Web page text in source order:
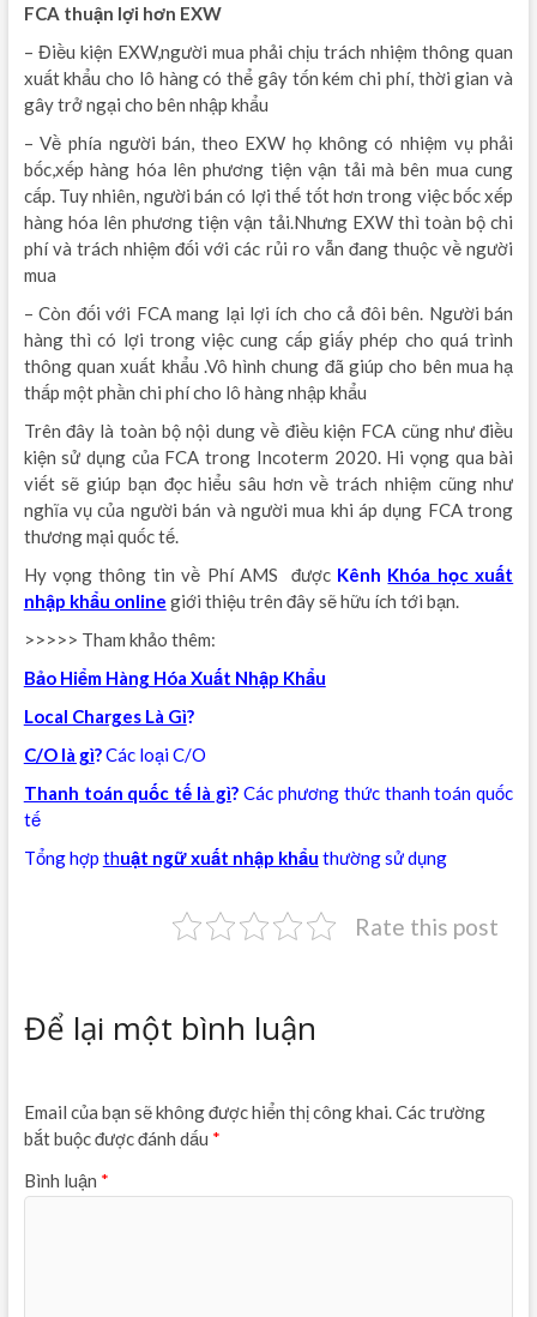
FCA thuận lợi hơn EXW
– Điều kiện EXW,người mua phải chịu trách nhiệm thông quan
xuất khẩu cho lô hàng có thể gây tốn kém chi phí, thời gian và
gây trở ngại cho bên nhập khẩu
– Về phía người bán, theo EXW họ không có nhiệm vụ phải
bốc,xếp hàng hóa lên phương tiện vận tải mà bên mua cung
cấp. Tuy nhiên, người bán có lợi thế tốt hơn trong việc bốc xếp
hàng hóa lên phương tiện vận tải.Nhưng EXW thì toàn bộ chi
phí và trách nhiệm đối với các rủi ro vẫn đang thuộc về người
mua
– Còn đối với FCA mang lại lợi ích cho cả đôi bên. Người bán
hàng thì có lợi trong việc cung cấp giấy phép cho quá trình
thông quan xuất khẩu .Vô hình chung đã giúp cho bên mua hạ
thấp một phần chi phí cho lô hàng nhập khẩu
Trên đây là toàn bộ nội dung về điều kiện FCA cũng như điều
kiện sử dụng của FCA trong Incoterm 2020. Hi vọng qua bài
viết sẽ giúp bạn đọc hiểu sâu hơn về trách nhiệm cũng như
nghĩa vụ của người bán và người mua khi áp dụng FCA trong
thương mại quốc tế.
Hy vọng thông tin về Phí AMS được Kênh Khóa học xuất
nhập khẩu online giới thiệu trên đây sẽ hữu ích tới bạn.
>>>>> Tham khảo thêm:
Bảo Hiểm Hàng Hóa Xuất Nhập Khẩu
Local Charges Là Gì?
C/O là gì?Các loại C/O
Thanh toán quốc tế là gì? Các phương thức thanh toán quốc
tế
Tổng hợp thuật ngữ xuất nhập khẩu thường sử dụng
Rate this post
Để lại một bình luận
Email của bạn sẽ không được hiển thị công khai.Các trường
bắt buộc được đánh dấu *
Bình luận *